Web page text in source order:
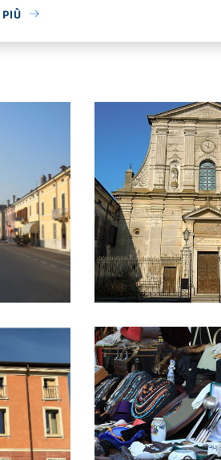
La chiesa di Santa
La tradizionale